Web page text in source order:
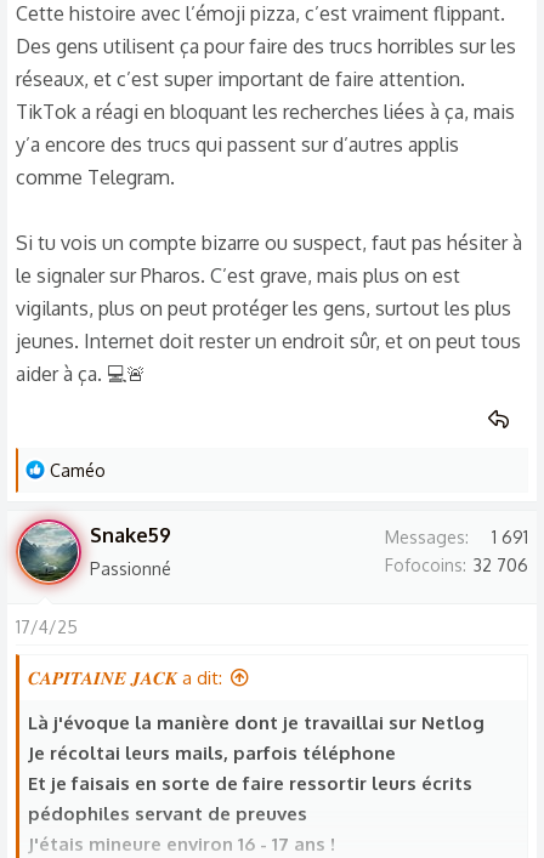
i
o
n
s
Cette histoire avec l’émoji pizza, c’est vraiment flippant.
Des gens utilisent ça pour faire des trucs horribles sur les
réseaux, et c’est super important de faire attention.
TikTok a réagi en bloquant les recherches liées à ça, mais
y’a encore des trucs qui passent sur d’autres applis
comme Telegram.
Si tu vois un compte bizarre ou suspect, faut pas hésiter à
le signaler sur Pharos. C’est grave, mais plus on est
vigilants, plus on peut protéger les gens, surtout les plus
jeunes. Internet doit rester un endroit sûr, et on peut tous
aider à ça. 💻🚨
L
s
r
é
c
o
n
s
Caméo
Snake59
Passionné
Messages
1 691
Fofocoins 32 706
17/4/25
𝑪𝑨𝑷𝑰𝑻𝑨𝑰𝑵𝑬 𝑱𝑨𝑪𝑲 a dit:
Là j'évoque la manière dont je travaillai sur Netlog
Je récoltai leurs mails, parfois téléphone
Et je faisais en sorte de faire ressortir leurs écrits
pédophiles servant de preuves
J'étais mineure environ 16 - 17 ans !